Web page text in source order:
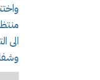
الى